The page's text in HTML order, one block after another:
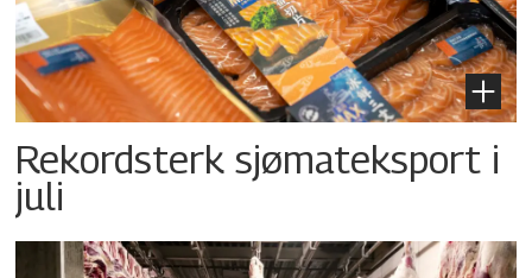
Rekordsterk sjømateksport i
juli